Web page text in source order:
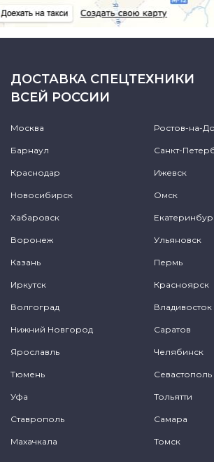
ДОСТАВКА СПЕЦТЕХНИКИ
ВСЕЙ РОССИИ
Москва Ростов-на-
Барнаул Санкт-
Краснодар Ижевск
Новосибирск Омск
Хабаровск
Воронеж Ульяновск
Казань Пермь
Иркутск Красноярск
Волгоград Владивосток
Нижний Новгород Саратов
Ярославль Челябинск
Тюмень Севастополь
Уфа Тольятти
Ставрополь Самара
Махачкала Томск